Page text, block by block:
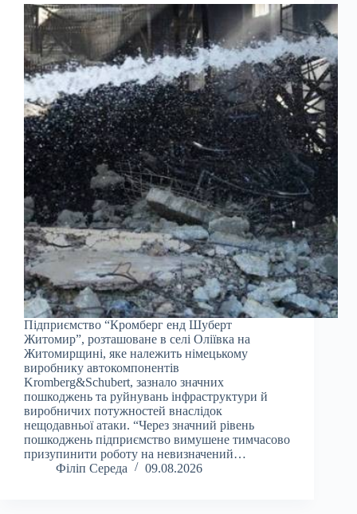
Підприємство “Кромберг енд Шуберт
Житомир”, розташоване в селі Оліївка на
Житомирщині, яке належить німецькому
виробнику автокомпонентів
Kromberg&Schubert, зазнало значних
пошкоджень та руйнувань інфраструктури й
виробничих потужностей внаслідок
нещодавньої атаки. “Через значний рівень
пошкоджень підприємство вимушене тимчасово
призупинити роботу на невизначений…
Філіп Середа
09.08.2026